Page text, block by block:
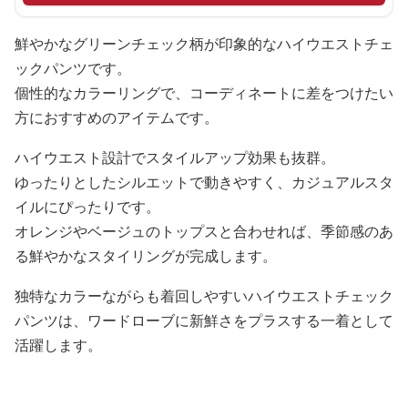
鮮やかなグリーンチェック柄が印象的なハイウエストチェ
ックパンツです。
個性的なカラーリングで、コーディネートに差をつけたい
方におすすめのアイテムです。
ハイウエスト設計でスタイルアップ効果も抜群。
ゆったりとしたシルエットで動きやすく、カジュアルスタ
イルにぴったりです。
オレンジやベージュのトップスと合わせれば、季節感のあ
る鮮やかなスタイリングが完成します。
独特なカラーながらも着回しやすいハイウエストチェック
パンツは、ワードローブに新鮮さをプラスする一着として
活躍します。